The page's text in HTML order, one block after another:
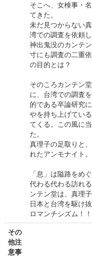
そこへ、女検事・
てきた。
未だ見つからない
湾での調査を依頼し
神出鬼没のカンテ
寸にも調査の二重
の目的とは？
そのころカンテン
に、台湾での調査
的である卒論研究
やを持ち上げてい
てくる。この風に
た。
真理子の足取りと
れたアンモナイト
「息」は隘路をめぐ
代わる代わる訪れ
ンテン堂は、真理
日本と台湾を駆け
ロマンチシズム！！
その
他注
意事